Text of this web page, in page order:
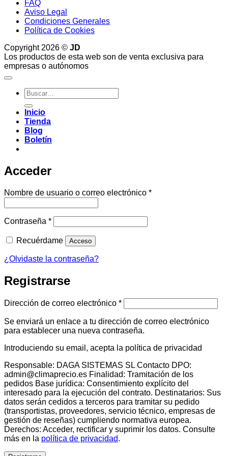
FAQ
Aviso Legal
Condiciones Generales
Política de Cookies
Copyright 2026 © JD
Los productos de esta web son de venta exclusiva para
empresas o autónomos
Buscar
por:
Inicio
Tienda
Blog
Boletín
Acceder
Nombre de usuario o correo electrónico *Obligatorio
Contraseña *Obligatorio
Recuérdame Acceso
¿Olvidaste la contraseña?
Registrarse
Dirección de correo electrónico *Obligatorio
Se enviará un enlace a tu dirección de correo electrónico
para establecer una nueva contraseña.
Introduciendo su email, acepta la política de privacidad
Responsable: DAGA SISTEMAS SL Contacto DPO:
admin@climaprecio.es Finalidad: Tramitación de los
pedidos Base jurídica: Consentimiento explícito del
interesado para la ejecución del contrato. Destinatarios: Sus
datos serán cedidos a terceros para tramitar su pedido
(transportistas, proveedores, servicio técnico, empresas de
gestión de reseñas) cumpliendo normativa europea.
Derechos: Acceder, rectificar y suprimir los datos. Consulte
más en la política de privacidad.